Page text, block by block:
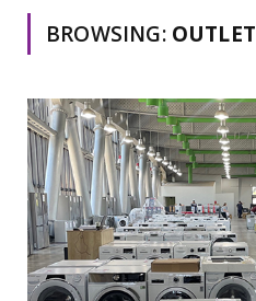
BROWSING: ΟUTLET